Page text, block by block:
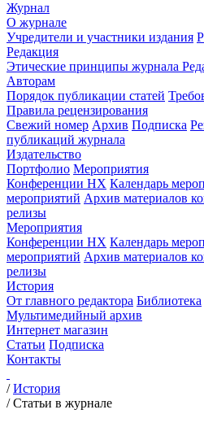
Журнал
О журнале
Учредители и участники издания
Редакция
Этические принципы журнала
Авторам
Порядок публикации статей
Правила рецензирования
Свежий номер Архив Подписка
публикаций журнала
Издательство
Портфолио Мероприятия
Конференции НХ Календарь
мероприятий Архив материалов
релизы
Мероприятия
Конференции НХ Календарь
мероприятий Архив материалов
релизы
История
От главного редактора Библиотека
Мультимедийный архив
Интернет магазин
Статьи Подписка
Контакты
/История
/Статьи в журнале